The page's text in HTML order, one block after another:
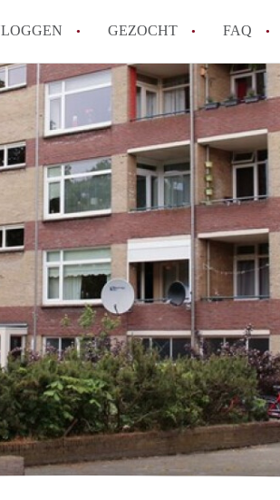
GEZOCHT FAQ
How to translate AppartementEnschede!
Wat is AppartementEnschede?
Hoeveel kost het om te reageren op een
Wat is de privacyverklaring van
Berekent AppartementEnschede
makelaarsvergoeding/
Alle veelgestelde vragen